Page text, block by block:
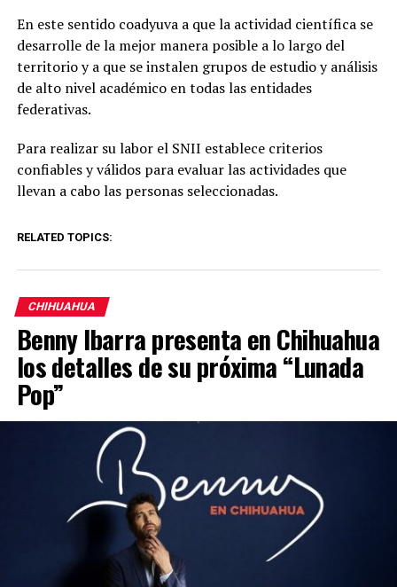
En este sentido coadyuva a que la actividad científica se
desarrolle de la mejor manera posible a lo largo del
territorio y a que se instalen grupos de estudio y análisis
de alto nivel académico en todas las entidades
federativas.
Para realizar su labor el SNII establece criterios
confiables y válidos para evaluar las actividades que
llevan a cabo las personas seleccionadas.
RELATED TOPICS:
CHIHUAHUA
Benny Ibarra presenta en Chihuahua
los detalles de su próxima “Lunada
Pop”